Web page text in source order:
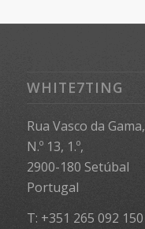
WHITE7TING
Rua Vasco da Gama,
N.º 13, 1.º,
2900-180 Setúbal
Portugal
T: +351 265 092 150